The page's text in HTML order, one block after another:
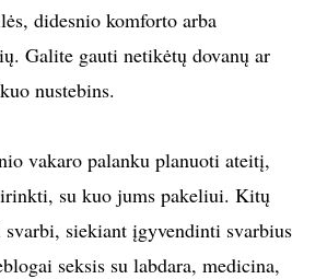
didesnio komforto arba
Galite gauti netikėtų dovanų ar
nustebins.
vakaro palanku planuoti ateitį,
su kuo jums pakeliui. Kitų
svarbi, siekiant įgyvendinti svarbius
seksis su labdara, medicina,